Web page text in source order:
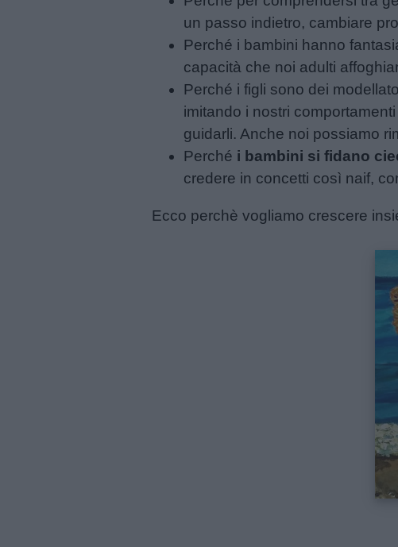
un passo indietro, cambiare
Perché i bambini hanno
capacità che noi adulti
Perché i figli sono dei
imitando i nostri
guidarli. Anche noi possiamo
Perché i bambini si fidano
credere in concetti così naif,
Ecco perchè vogliamo crescere